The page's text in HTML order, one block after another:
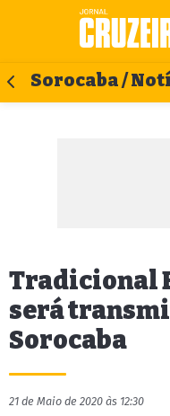
Sorocaba /
Tradicional
será
Sorocaba
21 de Maio de 2020 às 12:30